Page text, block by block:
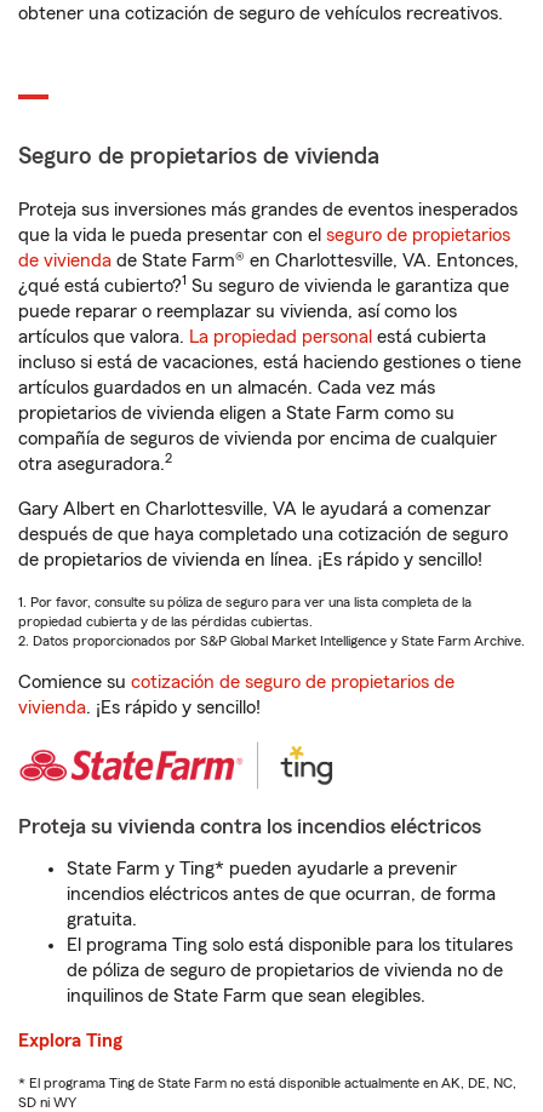
obtener una cotización de seguro de vehículos recreativos.
Seguro de propietarios de vivienda
Proteja sus inversiones más grandes de eventos inesperados
que la vida le pueda presentar con el seguro de propietarios
de vivienda de State Farm® en Charlottesville, VA. Entonces,
¿qué está cubierto?1 Su seguro de vivienda le garantiza que
puede reparar o reemplazar su vivienda, así como los
artículos que valora. La propiedad personal está cubierta
incluso si está de vacaciones, está haciendo gestiones o tiene
artículos guardados en un almacén. Cada vez más
propietarios de vivienda eligen a State Farm como su
compañía de seguros de vivienda por encima de cualquier
otra aseguradora.2
Gary Albert en Charlottesville, VA le ayudará a comenzar
después de que haya completado una cotización de seguro
de propietarios de vivienda en línea. ¡Es rápido y sencillo!
1. Por favor, consulte su póliza de seguro para ver una lista completa de la
propiedad cubierta y de las pérdidas cubiertas.
2. Datos proporcionados por S&P Global Market Intelligence y State Farm Archive.
Comience su cotización de seguro de propietarios de
vivienda. ¡Es rápido y sencillo!
Proteja su vivienda contra los incendios eléctricos
State Farm y Ting* pueden ayudarle a prevenir
incendios eléctricos antes de que ocurran, de forma
gratuita.
El programa Ting solo está disponible para los titulares
de póliza de seguro de propietarios de vivienda no de
inquilinos de State Farm que sean elegibles.
Explora Ting
* El programa Ting de State Farm no está disponible actualmente en AK, DE, NC,
SD ni WY